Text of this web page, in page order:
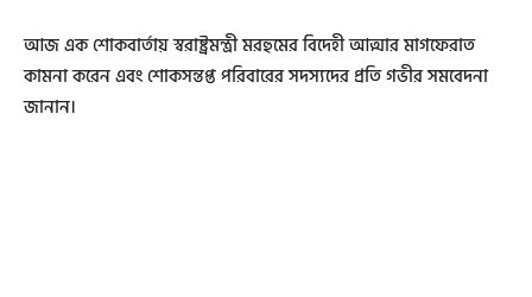
আজ এক শোকবার্তায় স্বরাষ্ট্রমন্ত্রী মরহুমের বিদেহী আত্মার মাগফেরাত
কামনা করেন এবং শোকসন্তপ্ত পরিবারের সদস্যদের প্রতি গভীর সমবেদনা
জানান।